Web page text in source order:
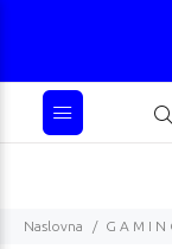
Naslovna G A M I N